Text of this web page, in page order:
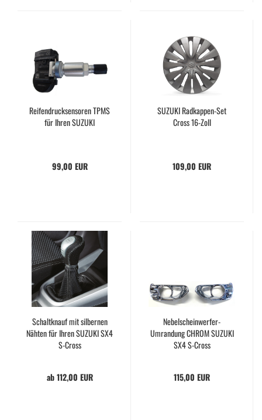
Reifendrucksensoren TPMS
für Ihren SUZUKI
99,00 EUR
SUZUKI Radkappen-Set
Cross 16-Zoll
109,00 EUR
Schaltknauf mit silbernen
Nähten für Ihren SUZUKI SX4
S-Cross
ab 112,00 EUR
Nebelscheinwerfer-
Umrandung CHROM SUZUKI
SX4 S-Cross
115,00 EUR